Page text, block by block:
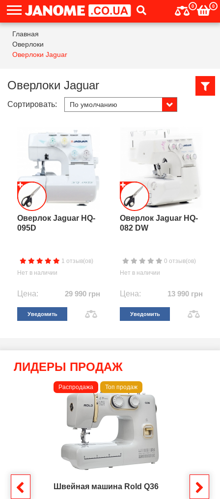
0 0
Главная
Оверлоки
Оверлоки Jaguar
Оверлоки Jaguar
Сортировать:
Оверлок Jaguar HQ-
095D
1 отзыв(ов)
Нет в наличии
Цена: 29 990 грн
Уведомить
Оверлок Jaguar HQ-
082 DW
0 отзыв(ов)
Нет в наличии
Цена: 13 990 грн
Уведомить
ЛИДЕРЫ ПРОДАЖ
Распродажа Топ продаж
Швейная машина Rold Q36